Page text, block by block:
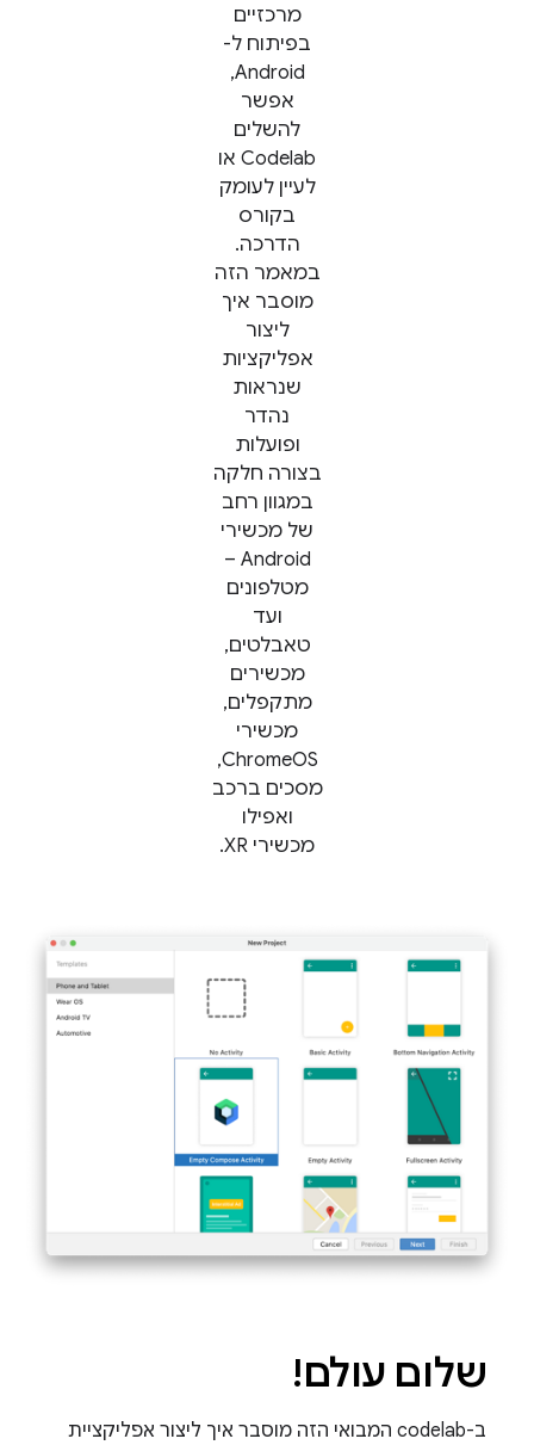
מרכזיים
בפיתוח ל-
Android,
אפשר
להשלים
Codelab או
לעיין לעומק
בקורס
הדרכה.
במאמר הזה
מוסבר איך
ליצור
אפליקציות
שנראות
נהדר
ופועלות
בצורה חלקה
במגוון רחב
של מכשירי
Android –
מטלפונים
ועד
טאבלטים,
מכשירים
מתקפלים,
מכשירי
ChromeOS,
מסכים ברכב
ואפילו
מכשירי XR.
שלום עולם!
ב-codelab המבואי הזה מוסבר איך ליצור אפליקציית